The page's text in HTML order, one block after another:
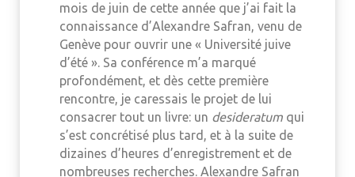
mois de juin de cette année que j’ai fait la
connaissance d’Alexandre Safran, venu de
Genève pour ouvrir une « Université juive
d’été ». Sa conférence m’a marqué
profondément, et dès cette première
rencontre, je caressais le projet de lui
consacrer tout un livre: un desideratum qui
s’est concrétisé plus tard, et à la suite de
dizaines d’heures d’enregistrement et de
nombreuses recherches. Alexandre Safran